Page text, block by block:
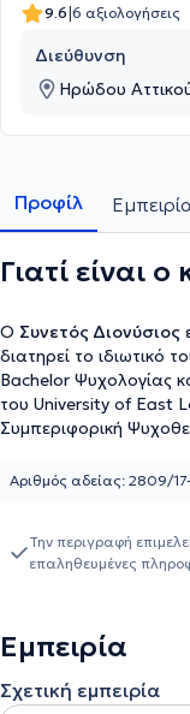
9.6|6 αξιολογήσεις
Διεύθυνση
Ηρώδου
Προφίλ
Γιατί είναι
Ο Συνετός Διονύσιος
διατηρεί το ιδιωτικό
Bachelor Ψυχολογίας και κάτοχος Master Κλινικής Ψυχολογίας
του University of East
Συμπεριφορική
πρακτική στο Κέντρο
Τέλος, έχει δουλέψει
στο Κέντρο Ημέρας
Αριθμός αδείας: 2809/
Την περιγραφή
επαληθευμένες
Εμπειρία
Σχετική εμπειρία